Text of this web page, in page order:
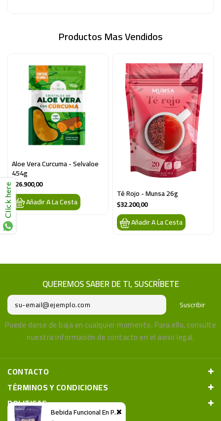
Productos Mas Vendidos
Aloe Vera Curcuma - Selvaloe
454g
$26.900,00
Añadir A La Cesta
Té Rojo - Munsa 26g
$32.200,00
Añadir A La Cesta
Bebida Funcional En Polvo AURA DAILY WELLNESS 250g
QUEREMOS SABER DE TI, SUSCRÍBETE
Suscribir
Puede darse de baja en cualquier momento. Para ello, consulte
nuestra información de contacto en el aviso legal.
CONTACTO
TÉRMINOS Y CONDICIONES
POLITICAS
Click here